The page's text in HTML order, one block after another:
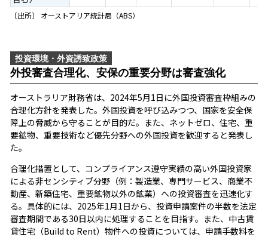
〔出所〕 オーストアリア統計局（ABS）
投資環境・外資誘致政策
外投審査合理化、安保の重要分野は審査強化
オーストラリア財務省は、2024年5月1日に外国投資審査枠組みの
合理化方針を発表した。外国投資を呼び込みつつ、国家を安全保
障上の脅威から守ることが目的だ。また、ネットゼロ、住宅、重
要鉱物、重要技術など優先分野への外国投資を歓迎すると発表し
た。
合理化措置として、コンプライアンス遵守実績の高い外国投資家
による非センシティブ分野（例：製造業、専門サービス、商業不
動産、新築住宅、重要鉱物以外の鉱業）への投資審査を迅速化す
る。具体的には、2025年1月1日から、投資申請案件の半数を法定
審査期間である30日以内に処理することを目指す。また、中古賃
貸住宅（Build to Rent）物件への投資については、申請手数料を